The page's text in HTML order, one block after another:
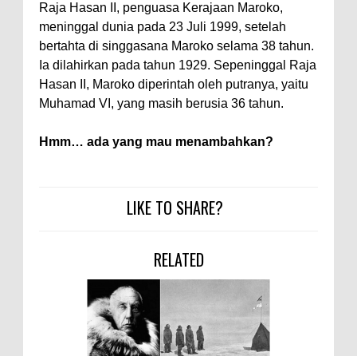
Raja Hasan II, penguasa Kerajaan Maroko,
meninggal dunia pada 23 Juli 1999, setelah
bertahta di singgasana Maroko selama 38 tahun.
Ia dilahirkan pada tahun 1929. Sepeninggal Raja
Hasan II, Maroko diperintah oleh putranya, yaitu
Muhamad VI, yang masih berusia 36 tahun.
Hmm… ada yang mau menambahkan?
LIKE TO SHARE?
RELATED